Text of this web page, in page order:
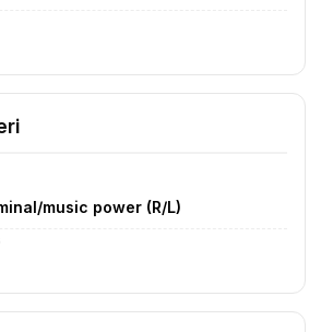
music power (R/L)